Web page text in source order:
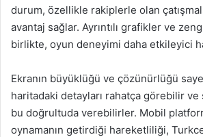
durum, özellikle rakiplerle olan
avantaj sağlar. Ayrıntılı grafikler ve
birlikte, oyun deneyimi daha etkileyici
Ekranın büyüklüğü ve çözünürlüğü
haritadaki detayları rahatça görebilir ve
bu doğrultuda verebilirler. Mobil
oynamanın getirdiği hareketliliği,